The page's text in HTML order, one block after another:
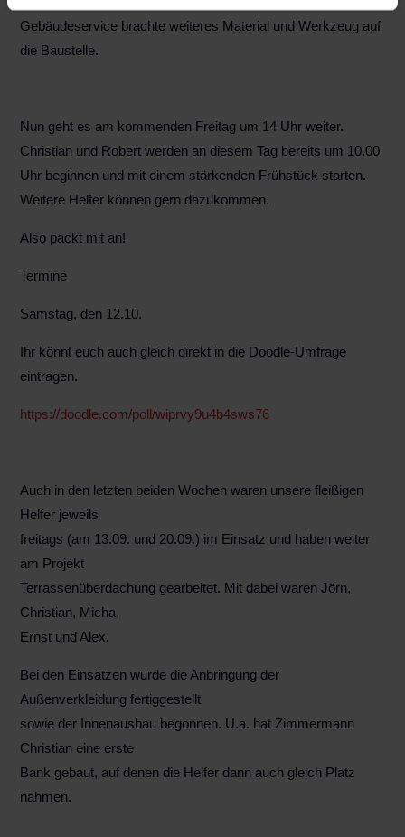
Gebäudeservice brachte weiteres Material und Werkzeug auf
die Baustelle.
Nun geht es am kommenden Freitag um 14 Uhr weiter.
Christian und Robert werden an diesem Tag bereits um 10.00
Uhr beginnen und mit einem stärkenden Frühstück starten.
Weitere Helfer können gern dazukommen.
Also packt mit an!
Termine
Samstag, den 12.10.
Ihr könnt euch auch gleich direkt in die Doodle-Umfrage
eintragen.
https://doodle.com/poll/wiprvy9u4b4sws76
Auch in den letzten beiden Wochen waren unsere fleißigen
Helfer jeweils
freitags (am 13.09. und 20.09.) im Einsatz und haben weiter
am Projekt
Terrassenüberdachung gearbeitet. Mit dabei waren Jörn,
Christian, Micha,
Ernst und Alex.
Bei den Einsätzen wurde die Anbringung der
Außenverkleidung fertiggestellt
sowie der Innenausbau begonnen. U.a. hat Zimmermann
Christian eine erste
Bank gebaut, auf denen die Helfer dann auch gleich Platz
nahmen.